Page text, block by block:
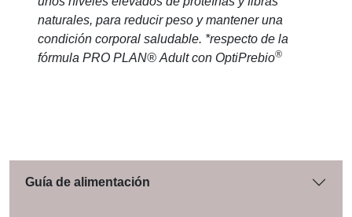
naturales, para reducir peso y mantener una
condición corporal saludable. *respecto de la
fórmula PRO PLAN® Adult con OptiPrebio®
Guía de alimentación